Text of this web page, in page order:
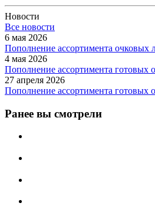
Новости
Все новости
6 мая 2026
Пополнение ассортимента очковых
4 мая 2026
Пополнение ассортимента готовых
27 апреля 2026
Пополнение ассортимента готовых
Ранее вы смотрели